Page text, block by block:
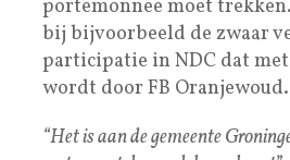
portemonnee moet
bij bijvoorbeeld de zwaar
participatie in NDC dat
wordt door FB Oranjewoud.
“Het is aan de gemeente